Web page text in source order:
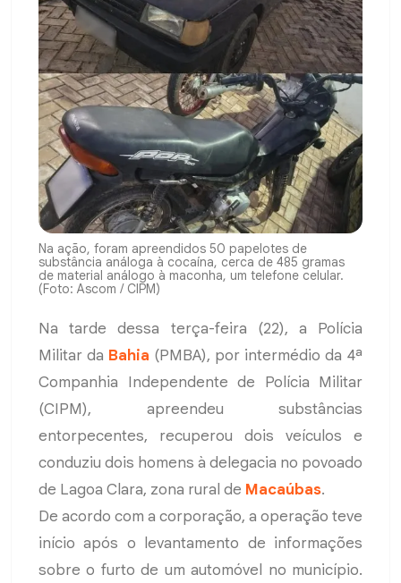
Na ação, foram apreendidos 50 papelotes de
substância análoga à cocaína, cerca de 485 gramas
de material análogo à maconha, um telefone celular.
(Foto: Ascom / CIPM)
Na tarde dessa terça-feira (22), a Polícia
Militar da Bahia (PMBA), por intermédio da 4ª
Companhia Independente de Polícia Militar
(CIPM), apreendeu substâncias
entorpecentes, recuperou dois veículos e
conduziu dois homens à delegacia no povoado
de Lagoa Clara, zona rural de Macaúbas.
De acordo com a corporação, a operação teve
início após o levantamento de informações
sobre o furto de um automóvel no município.